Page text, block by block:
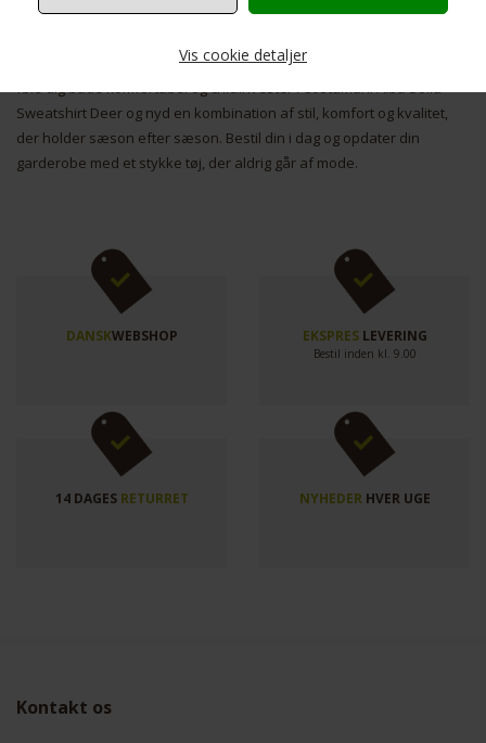
Vis cookie detaljer
Nødvendige Markedsføring
Funktionelle Statistiske
look.CostaMani Alba Solid Sweatshirt Deer er let at vedligeholde og
ideel til både hverdagsbrug og særlige lejligheder, hvor du ønsker at
føle dig både komfortabel og chic.Investér i CostaMani Alba Solid
Sweatshirt Deer og nyd en kombination af stil, komfort og kvalitet,
der holder sæson efter sæson. Bestil din i dag og opdater din
garderobe med et stykke tøj, der aldrig går af mode.
DANSKWEBSHOP EKSPRESLEVERING
Bestil inden kl. 9.00
14 DAGES RETURRET NYHEDERHVER UGE
Kontakt os